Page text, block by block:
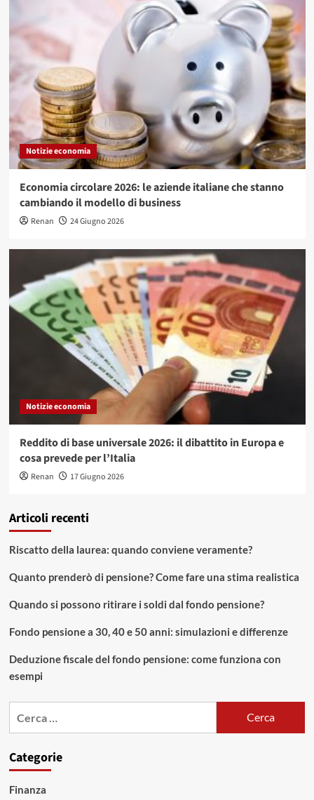
Notizie economia
Economia circolare 2026: le aziende italiane che stanno
cambiando il modello di business
Renan 24 Giugno 2026
Notizie economia
Reddito di base universale 2026: il dibattito in Europa e
cosa prevede per l’Italia
Renan 17 Giugno 2026
Articoli recenti
Riscatto della laurea: quando conviene veramente?
Quanto prenderò di pensione? Come fare una stima realistica
Quando si possono ritirare i soldi dal fondo pensione?
Fondo pensione a 30, 40 e 50 anni: simulazioni e differenze
Deduzione fiscale del fondo pensione: come funziona con
esempi
Categorie
Finanza